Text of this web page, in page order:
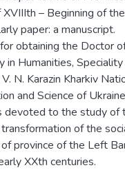
– Beginning of
paper: a manuscript.
obtaining the Doctor
in Humanities,
N. Karazin Kharkiv
and Science of
devoted to the study of
of the
province of the Left
XXth centuries.